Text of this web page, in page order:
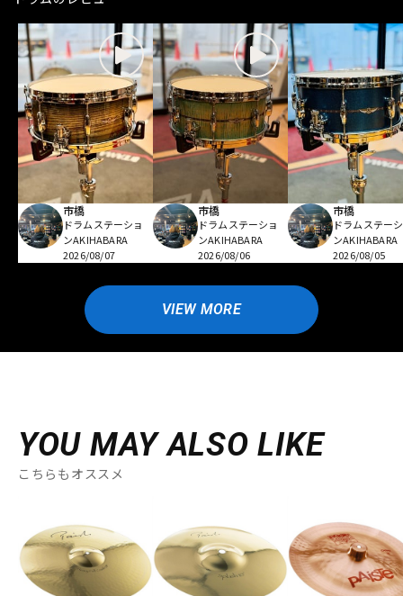
市橋
ドラムステーショ
ンAKIHABARA
2026/08/07
市橋
ドラムステーショ
ンAKIHABARA
2026/08/06
市橋
ドラムステー
ンAKIHABARA
2026/08/05
VIEW MORE
YOU MAY ALSO LIKE
こちらもオススメ